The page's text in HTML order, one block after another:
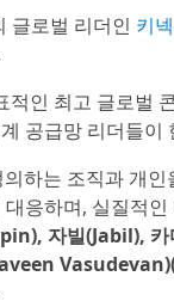
글로벌 리더인 키
인 최고 글로벌
공급망 리더들이
하는 조직과 개인
응하며, 실질적
자빌(Jabil),